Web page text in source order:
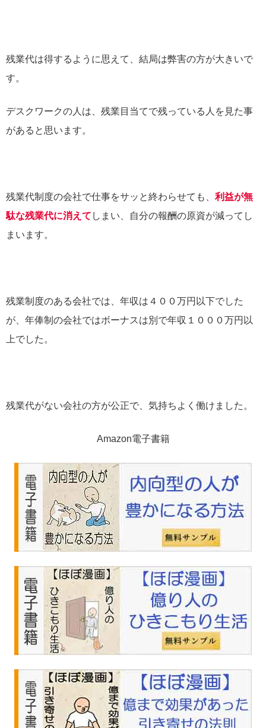
残業代は得するように思えて、結局は弊害の方が大きいで
す。
デスクワークの人は、残業目当てで残っている人を見た事
があると思います。
残業代制度の会社で仕事をサッと終わらせても、 利益が無
駄な残業代に消えて しまい、自分の報酬の原資が減ってし
まいます。
残業制度のある会社では、年収は４００万円以下でした
が、年俸制の会社ではボーナスは別で年収１０００万円以
上でした。
残業代がない会社の方が公正で、気持ちよく働けました。
Amazon電子書籍